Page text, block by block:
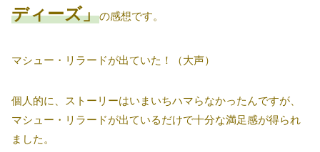
ディーズ」の感想です。
マシュー・リラードが出ていた！（大声）
個人的に、ストーリーはいまいちハマらなかったんですが、
マシュー・リラードが出ているだけで十分な満足感が得られ
ました。